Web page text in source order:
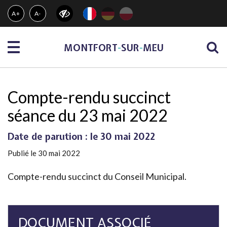
Gestion des traceurs
A+ A-
Menu MONTFORT-SUR-MEU
Compte-rendu succinct
séance du 23 mai 2022
Date de parution : le 30 mai 2022
Publié le 30 mai 2022
Compte-rendu succinct du Conseil Municipal.
DOCUMENT ASSOCIÉ